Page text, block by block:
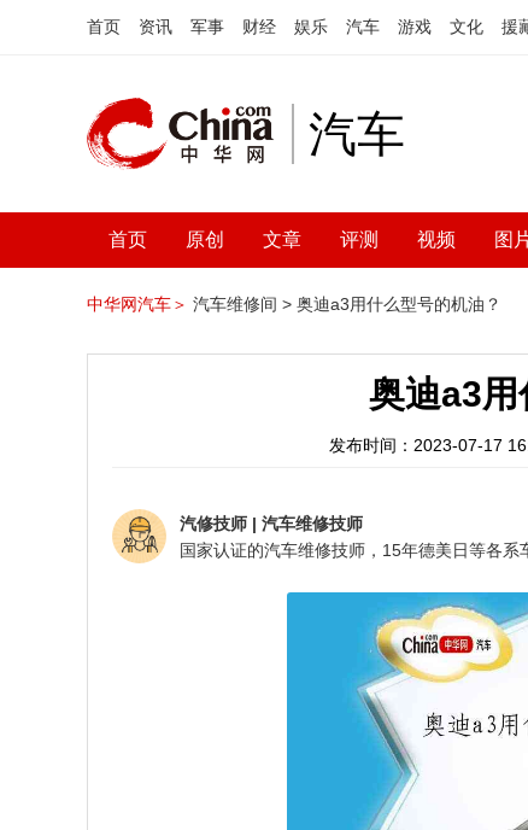
首页 资讯 军事 财经 娱乐 汽车 游戏 文化 援
汽车
首页 原创 文章 评测 视频 图
中华网汽车＞ 汽车维修间 > 奥迪a3用什么型号的机油？
奥迪a3用
发布时间：2023-07-17
汽修技师 | 汽车维修技师